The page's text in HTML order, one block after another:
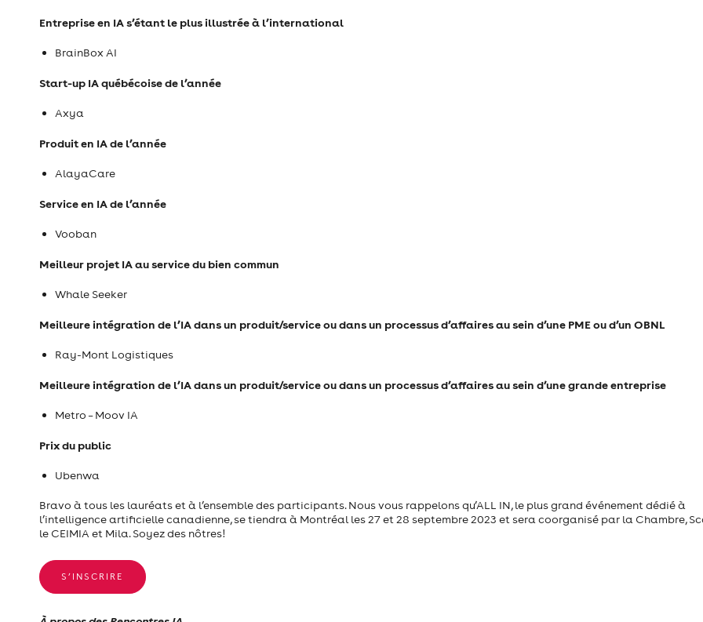
Entreprise en IA s’étant le plus illustrée à l’international
BrainBox AI
Start-up IA québécoise de l’année
Axya
Produit en IA de l’année
AlayaCare
Service en IA de l’année
Vooban
Meilleur projet IA au service du bien commun
Whale Seeker
Meilleure intégration de l’IA dans un produit/service ou dans un processus d’affaires au sein d’une PME ou d’un OBNL
Ray-Mont Logistiques
Meilleure intégration de l’IA dans un produit/service ou dans un processus d’affaires au sein d’une grande entreprise
Metro – Moov IA
Prix du public
Ubenwa
Bravo à tous les lauréats et à l’ensemble des participants. Nous vous rappelons qu’ALL IN, le plus grand événement dédié à
l’intelligence artificielle canadienne, se tiendra à Montréal les 27 et 28 septembre 2023 et sera coorganisé par la Chambre,
le CEIMIA et Mila. Soyez des nôtres!
S’INSCRIRE